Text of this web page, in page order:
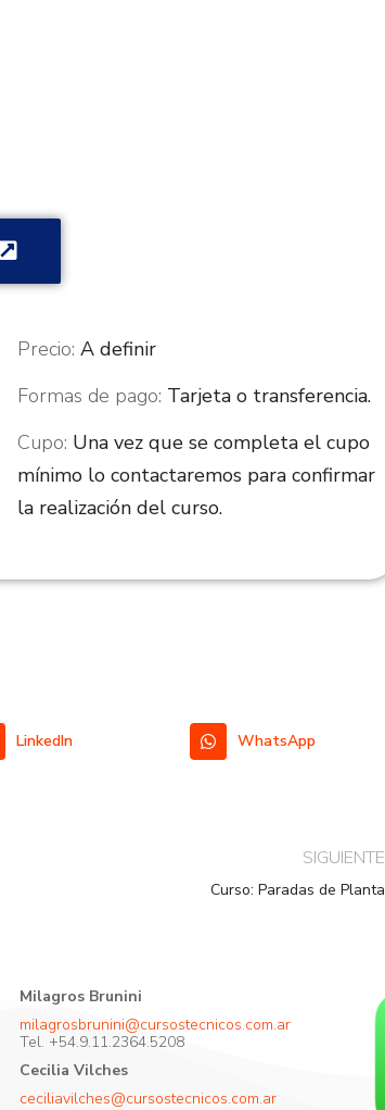
Precio:A definir
Formas de pago: Tarjeta o transferencia.
Cupo: Una vez que se completa el cupo
mínimo lo contactaremos para confirmar
la realización del curso.
LinkedIn WhatsApp
SIGUIENTE
Curso: Paradas de Planta
Milagros Brunini
milagrosbrunini@cursostecnicos.com.ar
Tel. +54.9.11.2364.5208
Cecilia Vilches
ceciliavilches@cursostecnicos.com.ar